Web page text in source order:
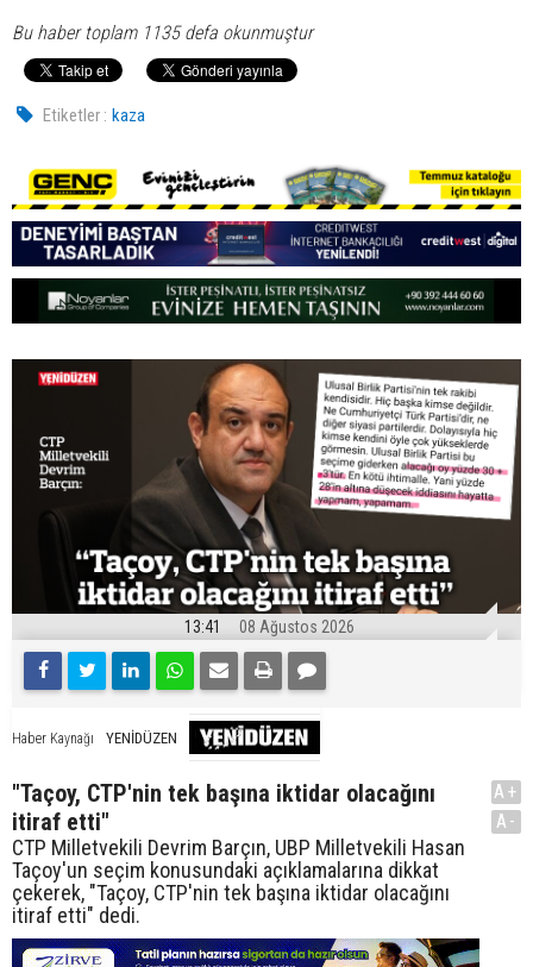
Bu haber toplam 1135 defa okunmuştur
Etiketler : kaza
13:41 08 Ağustos 2026
Haber Kaynağı YENİDÜZEN
"Taçoy, CTP'nin tek başına iktidar olacağını
itiraf etti"
CTP Milletvekili Devrim Barçın, UBP Milletvekili Hasan
Taçoy'un seçim konusundaki açıklamalarına dikkat
çekerek, "Taçoy, CTP'nin tek başına iktidar olacağını
itiraf etti" dedi.
A+
A-